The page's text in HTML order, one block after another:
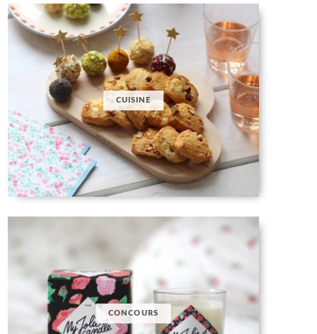
CUISINE
CONCOURS